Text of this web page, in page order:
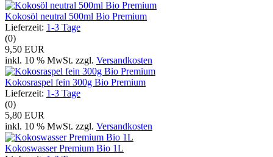
Kokosöl neutral 500ml Bio Premium
Lieferzeit: 1-3 Tage
(0)
9,50 EUR
inkl. 10 % MwSt. zzgl. Versandkosten
Kokosraspel fein 300g Bio Premium
Lieferzeit: 1-3 Tage
(0)
5,80 EUR
inkl. 10 % MwSt. zzgl. Versandkosten
Kokoswasser Premium Bio 1L